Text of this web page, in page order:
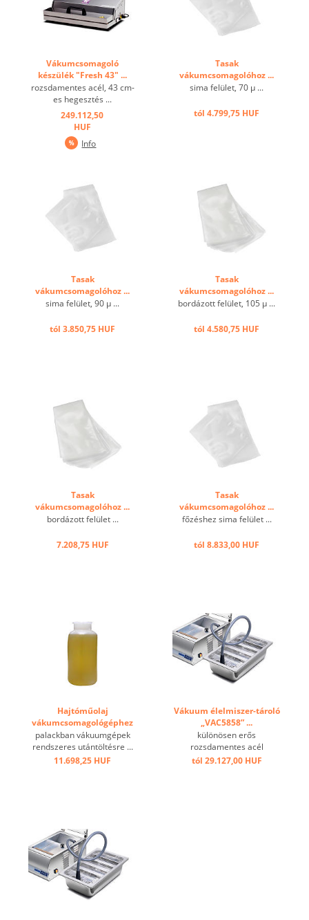
Vákumcsomagoló
készülék "Fresh 43" ...
rozsdamentes acél, 43 cm-
es hegesztés ...
249.112,50
HUF
Info
Tasak
vákumcsomagolóhoz ...
sima felület, 70 μ ...
tól 4.799,75 HUF
Tasak
vákumcsomagolóhoz ...
sima felület, 90 µ ...
tól 3.850,75 HUF
Tasak
vákumcsomagolóhoz ...
bordázott felület, 105 μ ...
tól 4.580,75 HUF
Tasak
vákumcsomagolóhoz ...
bordázott felület ...
7.208,75 HUF
Tasak
vákumcsomagolóhoz ...
főzéshez sima felület ...
tól 8.833,00 HUF
Hajtóműolaj
vákumcsomagológéphez
...
palackban vákuumgépek
rendszeres utántöltésre ...
11.698,25 HUF
Vákuum élelmiszer-tároló
„VAC5858” ...
különösen erős
rozsdamentes acél
vákuumberendezésekhez
tól 29.127,00 HUF